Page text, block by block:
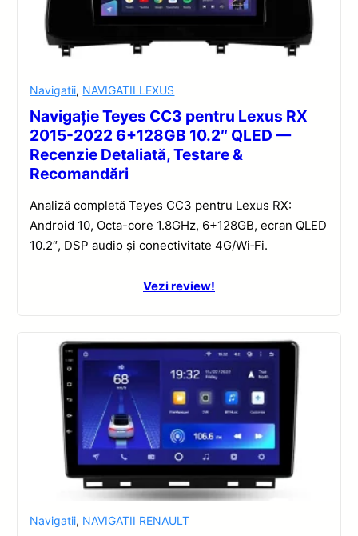
Navigatii, NAVIGATII LEXUS
Navigație Teyes CC3 pentru Lexus RX
2015-2022 6+128GB 10.2″ QLED —
Recenzie Detaliată, Testare &
Recomandări
Analiză completă Teyes CC3 pentru Lexus RX:
Android 10, Octa-core 1.8GHz, 6+128GB, ecran QLED
10.2″, DSP audio și conectivitate 4G/Wi‑Fi.
Vezi review!
Navigatii, NAVIGATII RENAULT